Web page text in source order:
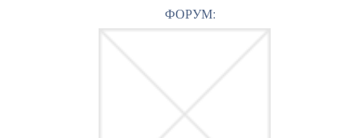
ФОРУМ: